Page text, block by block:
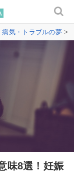
病気・トラブルの夢 >
味8選！妊娠